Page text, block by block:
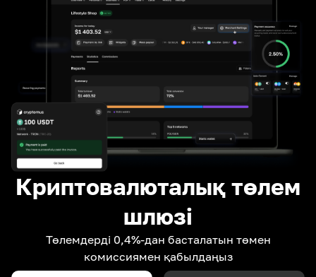
Криптовалюталық төлем
шлюзі
Төлемдерді 0,4%-дан басталатын төмен
комиссиямен қабылдаңыз